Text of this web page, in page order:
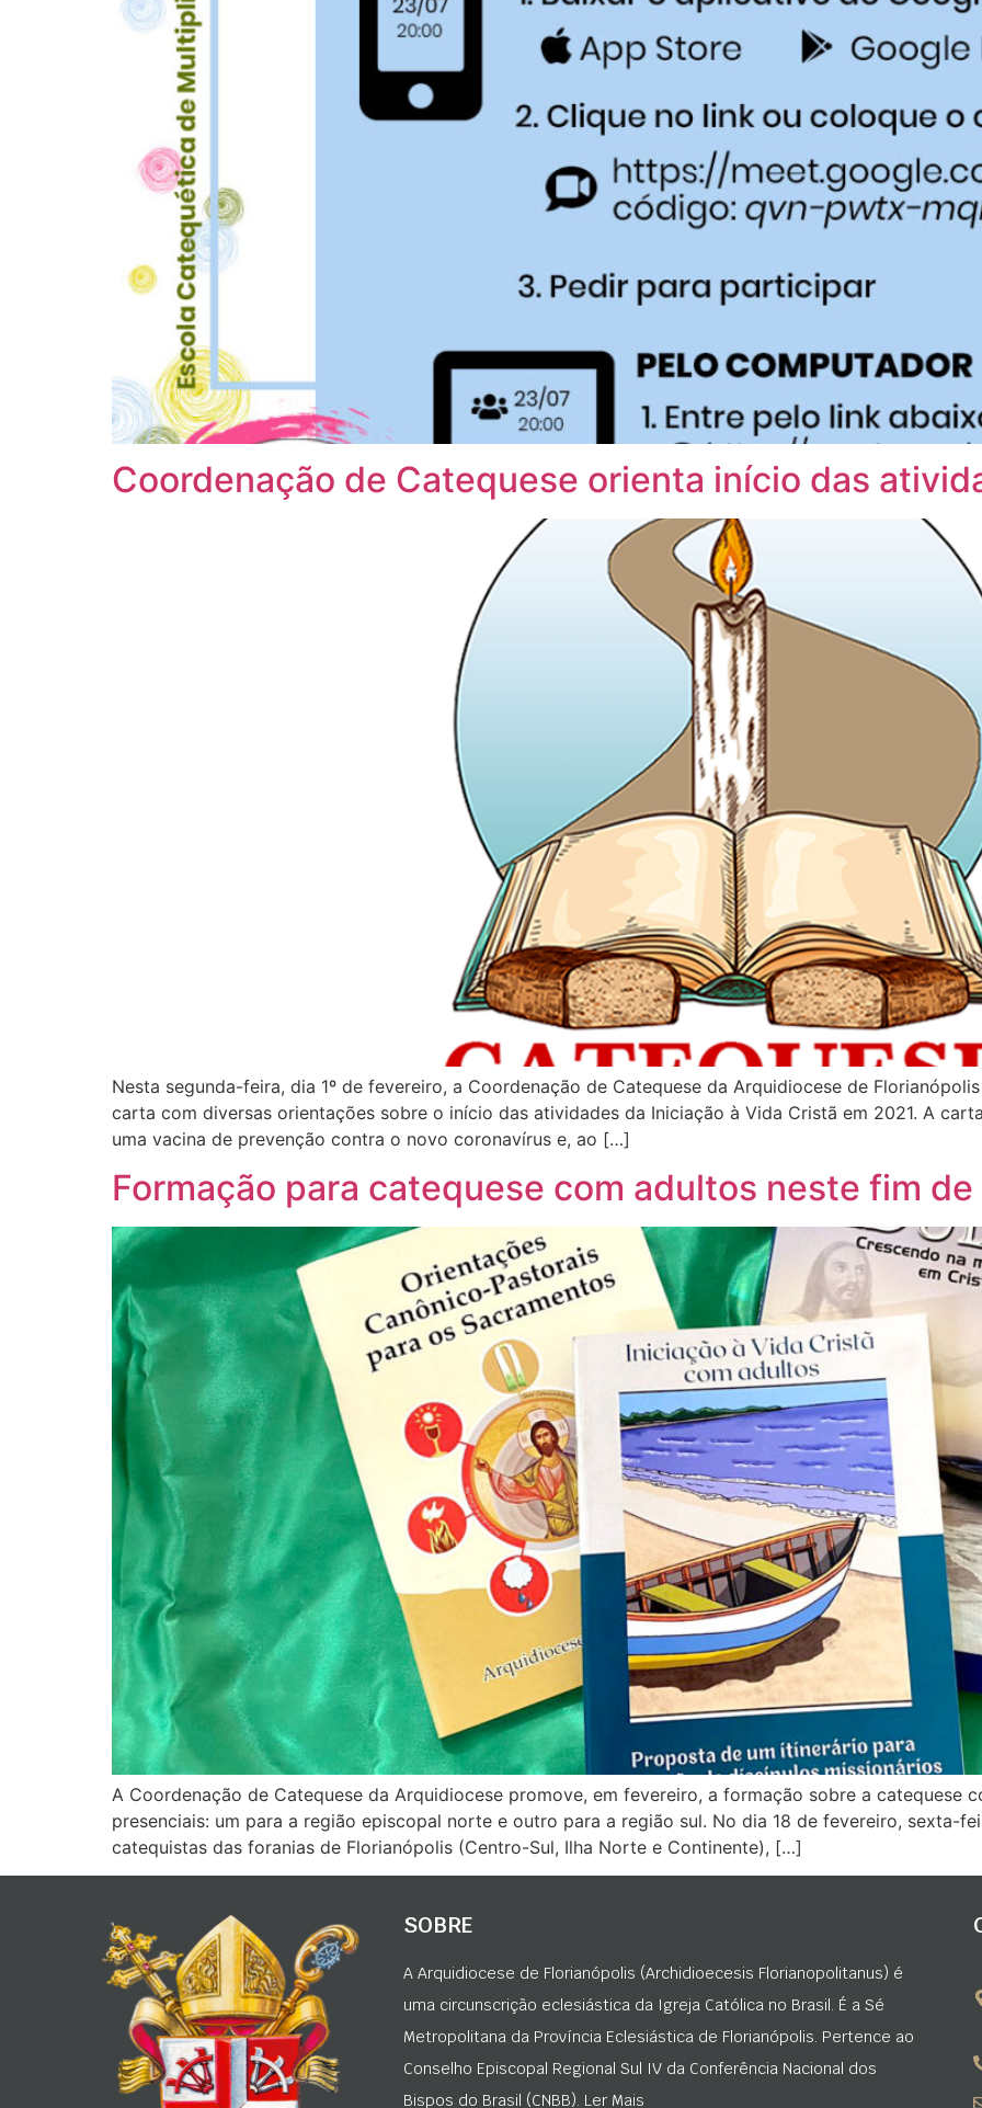
Coordenação de Catequese orienta início das
Nesta segunda-feira, dia 1º de fevereiro, a Coordenação de Catequese da Arquidiocese de
carta com diversas orientações sobre o início das atividades da Iniciação à Vida Cristã em 2021. A
uma vacina de prevenção contra o novo coronavírus e, ao […]
Formação para catequese com adultos neste fim de
A Coordenação de Catequese da Arquidiocese promove, em fevereiro, a formação sobre a catequese
presenciais: um para a região episcopal norte e outro para a região sul. No dia 18 de fevereiro, sexta-
catequistas das foranias de Florianópolis (Centro-Sul, Ilha Norte e Continente), […]
SOBRE
A Arquidiocese de Florianópolis (Archidioecesis Florianopolitanus) é
uma circunscrição eclesiástica da Igreja Católica no Brasil. É a Sé
Metropolitana da Província Eclesiástica de Florianópolis. Pertence ao
Conselho Episcopal Regional Sul IV da Conferência Nacional dos
Bispos do Brasil (CNBB). Ler Mais